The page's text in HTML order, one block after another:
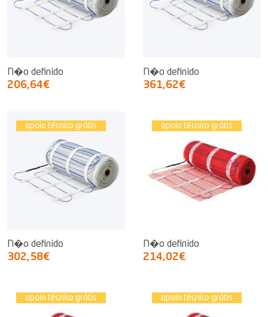
N�o definido
206,64€
N�o definido
361,62€
apoio técnico grátis
N�o definido
302,58€
apoio técnico grátis
N�o definido
214,02€
apoio técnico grátis apoio técnico grátis